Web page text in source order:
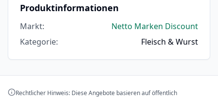
Produktinformationen
Markt:
Netto Marken Discount
Kategorie: Fleisch & Wurst
Rechtlicher Hinweis: Diese Angebote basieren auf öffentlich